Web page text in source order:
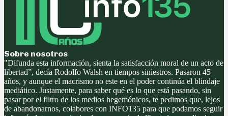
Sobre nosotros
"Difunda esta información, sienta la satisfacción moral de un acto de
libertad”, decía Rodolfo Walsh en tiempos siniestros. Pasaron 45
años, y aunque el macrismo no este en el poder continúa el blindaje
mediático. Justamente, para saber qué es lo que está pasando, sin
pasar por el filtro de los medios hegemónicos, te pedimos que, lejos
de abandonarnos, colabores con INFO135 para que podamos seguir